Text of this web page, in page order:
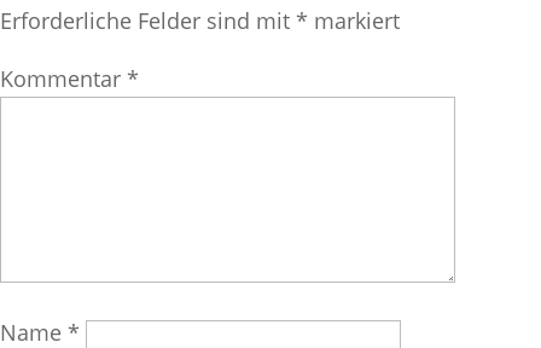
Erforderliche Felder sind mit * markiert
Kommentar *
Name *